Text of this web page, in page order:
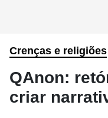
Crenças e religiões
QAnon:
criar